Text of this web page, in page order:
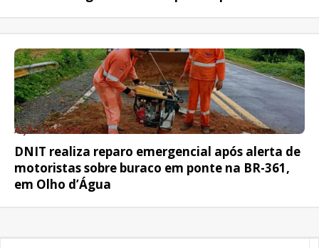
AÇÃO RÁPIDA
DNIT realiza reparo emergencial após alerta de
motoristas sobre buraco em ponte na BR-361,
em Olho d’Água